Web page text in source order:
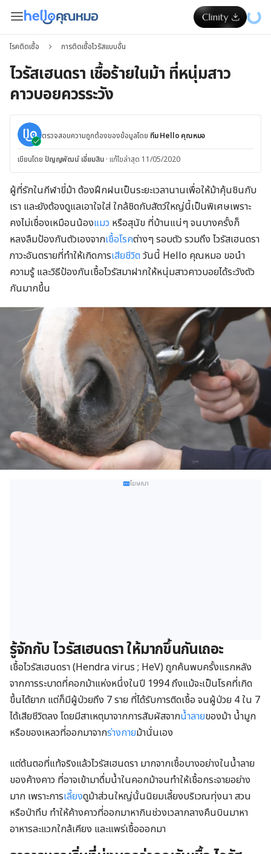
โรคติดเชื้อ การติดเชื้อไวรัสแบบอื่น
ไวรัสเฮนดรา เชื้อร้ายในม้า ที่หนุ่มสาว
คาวบอยควรระวัง
ตรวจสอบความถูกต้องของข้อมูลโดย ทีม Hello คุณหมอ
เขียนโดย ปัญญพัฒน์ เอี่ยมสิน · แก้ไขล่าสุด 11/05/2020
ผู้ที่รักในกีฬาขี่ม้า ต้องฝึกฝนเป็นระยะเวลานานเพื่อให้ม้าคุ้นชินกับ
เรา และยังต้องดูแลเอาใจใส่ ใกล้ชิดกับสัตว์ใหญ่นี้เป็นพิเศษเพราะ
คงไม่เชื่องเหมือนน้องแมว หรือสุนัข ที่บ้านแน่ๆ จนบางครั้งก็
หลงลืมป้องกันตัวเองจากเชื้อโรคต่างๆ รอบตัว รวมถึง ไวรัสเฮนดรา
ภาวะอันตรายที่ทำให้เกิดการเสียชีวิต วันนี้ Hello คุณหมอ ขอนำ
ความรู้ และวิธีป้องกันเชื้อไวรัสมาฝากให้หนุ่มสาวคาวบอยได้ระวังตัว
กันมากขึ้น
โฆษณา
รู้จักกับ ไวรัสเฮนดรา ให้มากขึ้นกันเถอะ
เชื้อไวรัสเฮนดรา (Hendra virus ; HeV) ถูกค้นพบครั้งแรกหลัง
จากการระบาดที่คอกม้าแห่งหนึ่งในปี 1994 ถึงแม้จะเป็นโรคที่เกิด
ขึ้นได้ยาก แต่ก็มีผู้ป่วยถึง 7 ราย ที่ได้รับการติดเชื้อ จนผู้ป่วย 4 ใน 7
ได้เสียชีวิตลง โดยมีสาเหตุมาจากการสัมผัสจากน้ำลายของม้า น้ำมูก
หรือของเหลวที่ออกมาจากร่างกายม้านั่นเอง
แต่ต้นตอที่แท้จริงแล้วไวรัสเฮนดรา มากจากเชื้อบางอย่างในน้ำลาย
ของค้างคาว ที่อาจเข้ามาดื่มน้ำในคอกม้าจนทำให้เชื้อกระจายอย่าง
มาก เพราะการเลี้ยงดูม้าส่วนใหญ่นั้นนิยมเลี้ยงบริเวณทุ่งนา สวน
หรือป่าทึบ ทำให้ค้างคาวที่ออกมาหากินช่วงเวลากลางคืนบินมาหา
อาหารละแวกใกล้เคียง และแพร่เชื้อออกมา